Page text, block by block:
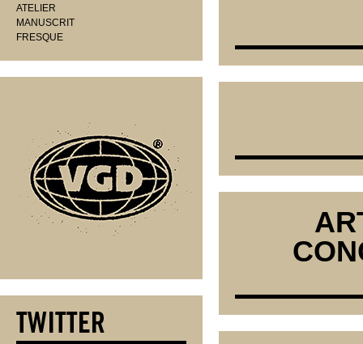
ATELIER
MANUSCRIT
FRESQUE